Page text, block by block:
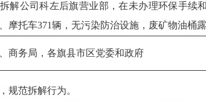
解公司科左后旗营业部，在未办理环保手续
摩托车371辆，无污染防治设施，废矿物油桶
商务局，各旗县市区党委和政府
规范拆解行为。